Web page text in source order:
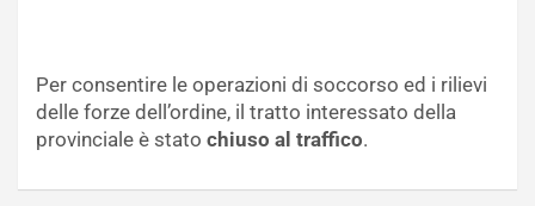
Per consentire le operazioni di soccorso ed i rilievi
delle forze dell’ordine, il tratto interessato della
provinciale è stato chiuso al traffico.